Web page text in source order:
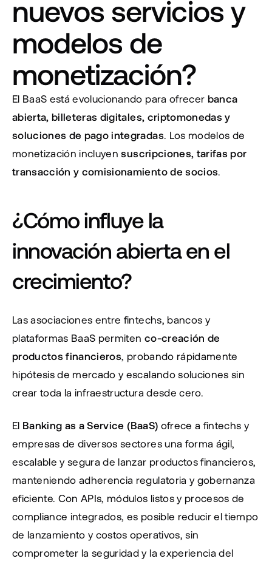
nuevos servicios y
modelos de
monetización?
El BaaS está evolucionando para ofrecer banca
abierta, billeteras digitales, criptomonedas y
soluciones de pago integradas. Los modelos de
monetización incluyen suscripciones, tarifas por
transacción y comisionamiento de socios.
¿Cómo influye la
innovación abierta en el
crecimiento?
Las asociaciones entre fintechs, bancos y
plataformas BaaS permiten co-creación de
productos financieros, probando rápidamente
hipótesis de mercado y escalando soluciones sin
crear toda la infraestructura desde cero.
El Banking as a Service (BaaS) ofrece a fintechs y
empresas de diversos sectores una forma ágil,
escalable y segura de lanzar productos financieros,
manteniendo adherencia regulatoria y gobernanza
eficiente. Con APIs, módulos listos y procesos de
compliance integrados, es posible reducir el tiempo
de lanzamiento y costos operativos, sin
comprometer la seguridad y la experiencia del